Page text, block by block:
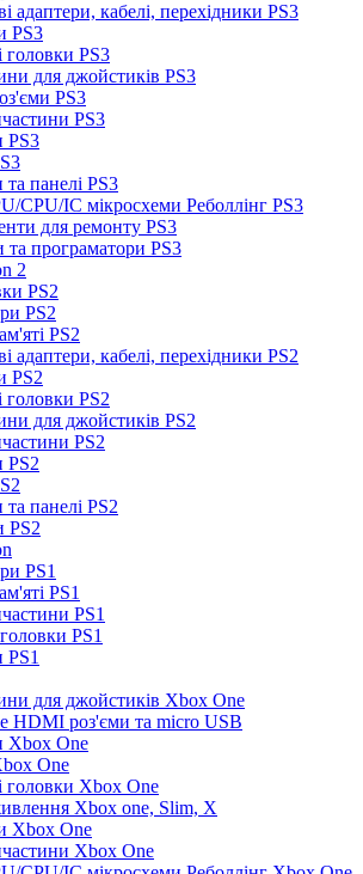
адаптери, кабелі, перехідники PS3
PS3
головки PS3
для джойстиків PS3
PS3
PS3
панелі PS3
CPU/IC мікросхеми Реболлінг PS3
для ремонту PS3
та програматори PS3
2
PS2
PS2
PS2
адаптери, кабелі, перехідники PS2
PS2
головки PS2
для джойстиків PS2
PS2
панелі PS2
PS2
PS1
PS1
PS1
PS1
для джойстиків Xbox One
HDMI роз'єми та micro USB
One
One
головки Xbox One
Xbox one, Slim, X
Xbox One
Xbox One